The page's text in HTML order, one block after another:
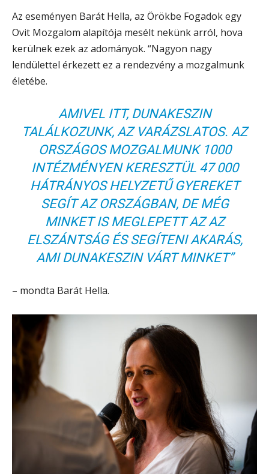
Az eseményen Barát Hella, az Örökbe Fogadok egy
Ovit Mozgalom alapítója mesélt nekünk arról, hova
kerülnek ezek az adományok. “Nagyon nagy
lendülettel érkezett ez a rendezvény a mozgalmunk
életébe.
AMIVEL ITT, DUNAKESZIN
TALÁLKOZUNK, AZ VARÁZSLATOS. AZ
ORSZÁGOS MOZGALMUNK 1000
INTÉZMÉNYEN KERESZTÜL 47 000
HÁTRÁNYOS HELYZETŰ GYEREKET
SEGÍT AZ ORSZÁGBAN, DE MÉG
MINKET IS MEGLEPETT AZ AZ
ELSZÁNTSÁG ÉS SEGÍTENI AKARÁS,
AMI DUNAKESZIN VÁRT MINKET”
– mondta Barát Hella.